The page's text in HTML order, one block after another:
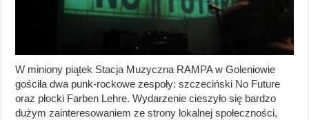
W miniony piątek Stacja Muzyczna RAMPA w Goleniowie
gościła dwa punk-rockowe zespoły: szczeciński No Future
oraz płocki Farben Lehre. Wydarzenie cieszyło się bardzo
dużym zainteresowaniem ze strony lokalnej społeczności,